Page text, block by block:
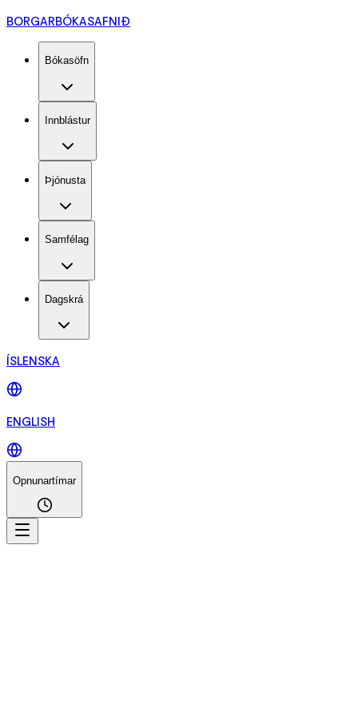
BORGARBÓKASAFNIÐ
Bókasöfn
Innblástur
Þjónusta
Samfélag
Dagskrá
ÍSLENSKA
ENGLISH
Opnunartímar